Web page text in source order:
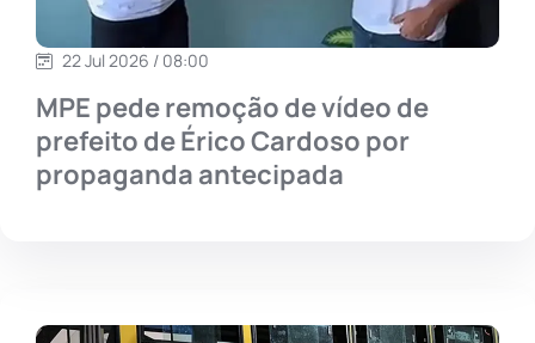
22 Jul 2026 / 08:00
MPE pede remoção de vídeo de
prefeito de Érico Cardoso por
propaganda antecipada